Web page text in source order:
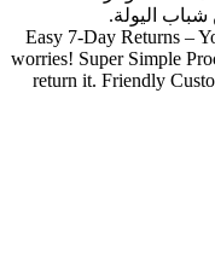
اليولة.
Easy 7-Day Returns –
worries! Super Simple
return it. Friendly